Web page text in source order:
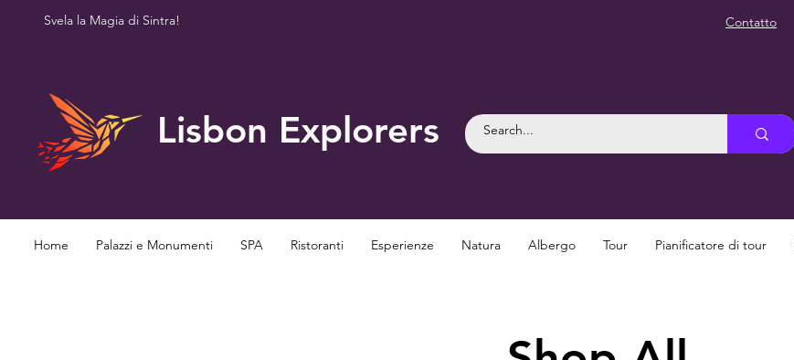
Svela la Magia di Sintra! Contatto
Lisbon Explorers
Home Palazzi e Monumenti SPA Ristoranti Esperienze Natura Albergo Tour Pianificatore di tour